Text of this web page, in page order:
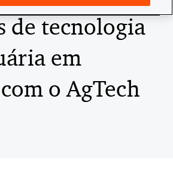
de tecnologia
em
o AgTech